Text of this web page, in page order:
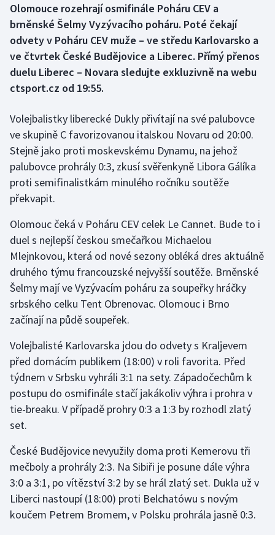
Curling
Cyklistika
Dostihy
Futsal
Golf
Gymnastika
Házená
Jezdectví
Judo
Krasobruslení
Lezení
Lyže a snowboard
Moderní pětiboj
Motorsport
Olympijské hry
Parasport
Plavání
Olomouce rozehrají osmifinále Poháru CEV a
brněnské Šelmy Vyzývacího poháru. Poté čekají
odvety v Poháru CEV muže – ve středu Karlovarsko a
ve čtvrtek České Budějovice a Liberec. Přímý přenos
duelu Liberec – Novara sledujte exkluzivně na webu
ctsport.cz od 19:55.
Volejbalistky liberecké Dukly přivítají na své palubovce
ve skupině C favorizovanou italskou Novaru od 20:00.
Stejně jako proti moskevskému Dynamu, na jehož
palubovce prohrály 0:3, zkusí svěřenkyně Libora Gálíka
proti semifinalistkám minulého ročníku soutěže
překvapit.
Olomouc čeká v Poháru CEV celek Le Cannet. Bude to i
duel s nejlepší českou smečařkou Michaelou
Mlejnkovou, která od nové sezony obléká dres aktuálně
druhého týmu francouzské nejvyšší soutěže. Brněnské
Šelmy mají ve Vyzývacím poháru za soupeřky hráčky
srbského celku Tent Obrenovac. Olomouc i Brno
začínají na půdě soupeřek.
Volejbalisté Karlovarska jdou do odvety s Kraljevem
před domácím publikem (18:00) v roli favorita. Před
týdnem v Srbsku vyhráli 3:1 na sety. Západočechům k
postupu do osmifinále stačí jakákoliv výhra i prohra v
tie-breaku. V případě prohry 0:3 a 1:3 by rozhodl zlatý
set.
České Budějovice nevyužily doma proti Kemerovu tři
mečboly a prohrály 2:3. Na Sibiři je posune dále výhra
3:0 a 3:1, po vítězství 3:2 by se hrál zlatý set. Dukla už v
Liberci nastoupí (18:00) proti Belchatówu s novým
koučem Petrem Bromem, v Polsku prohrála jasně 0:3.